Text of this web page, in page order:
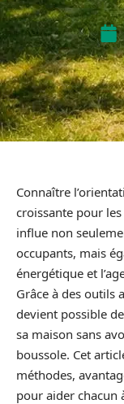
Connaître
croissante pour
influe non
occupants, mais
énergétique et
Grâce à des outils
devient possible
sa maison sans
boussole. Cet
méthodes,
pour aider chacun